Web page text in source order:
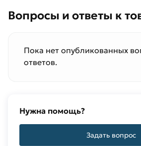
Вопросы и ответы к
Пока нет опубликованных
ответов.
Нужна помощь?
Задать вопрос